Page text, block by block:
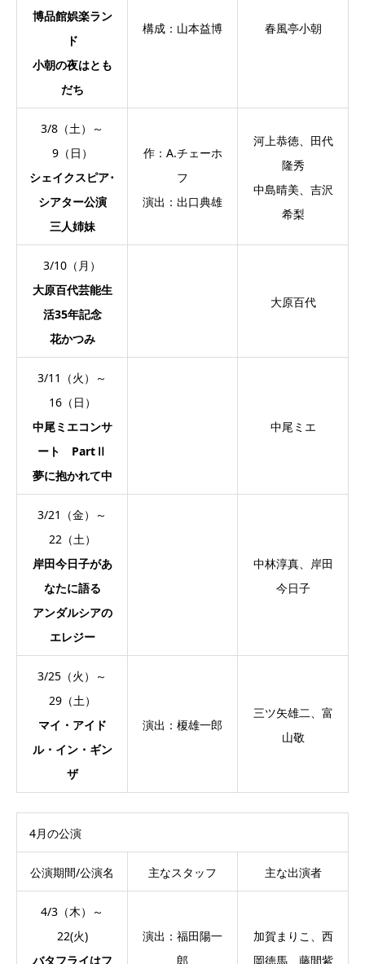
博品館娯楽ラン
ド
小朝の夜はとも
だち
構成：山本益博 春風亭小朝
3/8（土）～
9（日）
シェイクスピア･
シアター公演
三人姉妹
作：A.チェーホ
フ
演出：出口典雄
河上恭徳、田代
隆秀
中島晴美、吉沢
希梨
3/10（月）
大原百代芸能生
活35年記念
花かつみ
大原百代
3/11（火）～
16（日）
中尾ミエコンサ
ート PartⅡ
夢に抱かれて中
中尾ミエ
3/21（金）～
22（土）
岸田今日子があ
なたに語る
アンダルシアの
エレジー
中林淳真、岸田
今日子
3/25（火）～
29（土）
マイ・アイド
ル・イン・ギン
ザ
演出：榎雄一郎
三ツ矢雄二、富
山敬
4月の公演
公演期間/公演名 主なスタッフ 主な出演者
4/3（木）～
22(火)
バタフライはフ
演出：福田陽一
郎
加賀まりこ、西
岡徳馬、藤間紫